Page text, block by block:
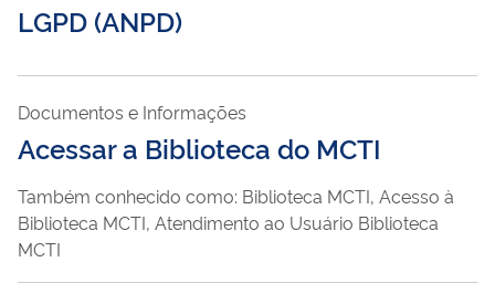
LGPD (ANPD)
Documentos e Informações
Acessar a Biblioteca do MCTI
Também conhecido como: Biblioteca MCTI, Acesso à
Biblioteca MCTI, Atendimento ao Usuário Biblioteca
MCTI